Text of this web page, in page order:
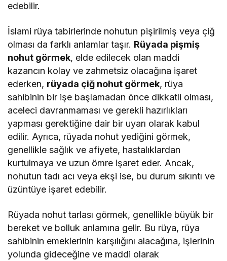
edebilir.
İslami rüya tabirlerinde nohutun pişirilmiş veya çiğ
olması da farklı anlamlar taşır. Rüyada pişmiş
nohut görmek, elde edilecek olan maddi
kazancın kolay ve zahmetsiz olacağına işaret
ederken, rüyada çiğ nohut görmek, rüya
sahibinin bir işe başlamadan önce dikkatli olması,
aceleci davranmaması ve gerekli hazırlıkları
yapması gerektiğine dair bir uyarı olarak kabul
edilir. Ayrıca, rüyada nohut yediğini görmek,
genellikle sağlık ve afiyete, hastalıklardan
kurtulmaya ve uzun ömre işaret eder. Ancak,
nohutun tadı acı veya ekşi ise, bu durum sıkıntı ve
üzüntüye işaret edebilir.
Rüyada nohut tarlası görmek, genellikle büyük bir
bereket ve bolluk anlamına gelir. Bu rüya, rüya
sahibinin emeklerinin karşılığını alacağına, işlerinin
yolunda gideceğine ve maddi olarak